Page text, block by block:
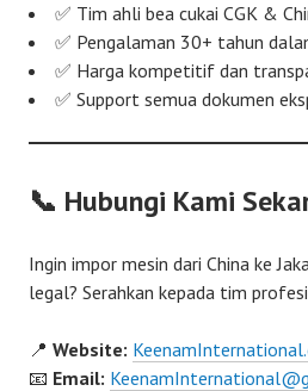
✅ Tim ahli bea cukai CGK &
✅ Pengalaman 30+ tahun
✅ Harga kompetitif dan
✅ Support semua dokumen
📞 Hubungi Kami
Ingin impor mesin dari China ke
legal? Serahkan kepada tim
📍 Website:
📧 Email: